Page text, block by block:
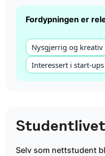
Fordypningen er
Nysgjerrig og kreativ
Interessert i start-
Studentlivet
Selv som nettstudent